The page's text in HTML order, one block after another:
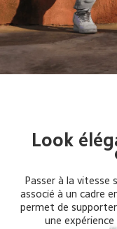
Look
Passer à la vitesse
associé à un cadre
permet de supporter
une